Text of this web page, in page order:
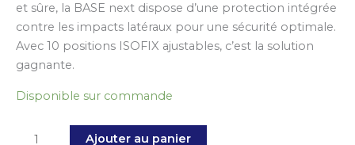
et sûre, la BASE next dispose d’une protection intégrée
contre les impacts latéraux pour une sécurité optimale.
Avec 10 positions ISOFIX ajustables, c’est la solution
gagnante.
Disponible sur commande
Ajouter au panier